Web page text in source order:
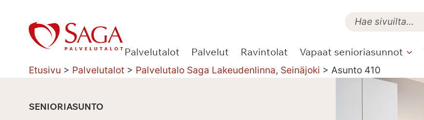
sisältöön
Palvelutalot Palvelut Ravintolat Vapaat senioriasunnot
Etusivu > Palvelutalot > Palvelutalo Saga Lakeudenlinna, Seinäjoki > Asunto 410
SENIORIASUNTO